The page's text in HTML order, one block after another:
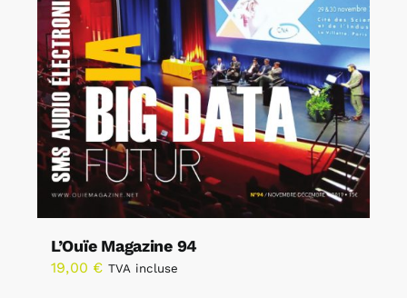
L’Ouïe Magazine 94
19,00 € TVA incluse